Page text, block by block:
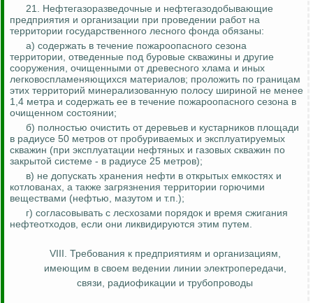
21. Нефтегазоразведочные и нефтегазодобывающие
предприятия и организации при проведении работ на
территории государственного лесного фонда обязаны:
а) содержать в течение пожароопасного сезона
территории, отведенные под буровые скважины и другие
сооружения, очищенными от древесного хлама и иных
легковоспламеняющихся материалов; проложить по границам
этих территорий минерализованную полосу шириной не менее
1,4 метра и содержать ее в течение пожароопасного сезона в
очищенном состоянии;
б) полностью очистить от деревьев и кустарников площади
в радиусе 50 метров от пробуриваемых и эксплуатируемых
скважин (при эксплуатации нефтяных и газовых скважин по
закрытой системе - в радиусе 25 метров);
в) не допускать хранения нефти в открытых емкостях и
котлованах, а также загрязнения территории горючими
веществами (нефтью, мазутом и т.п.);
г) согласовывать с лесхозами порядок и время сжигания
нефтеотходов, если они ликвидируются этим путем.
VIII. Требования к предприятиям и организациям,
имеющим в своем ведении линии электропередачи,
связи, радиофикации и трубопроводы